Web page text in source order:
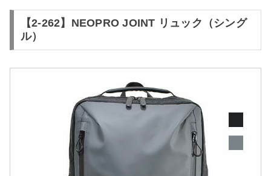
【2-262】NEOPRO JOINT リュック（シング
ル）